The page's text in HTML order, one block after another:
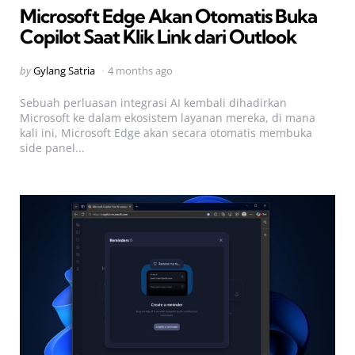
Microsoft Edge Akan Otomatis Buka
Copilot Saat Klik Link dari Outlook
Posted
byGylang Satria 4 months ago
Sebuah perluasan integrasi AI kembali dihadirkan
Microsoft ke dalam ekosistem layanan mereka, di mana
kali ini, Microsoft Edge akan secara otomatis membuka
side panel...